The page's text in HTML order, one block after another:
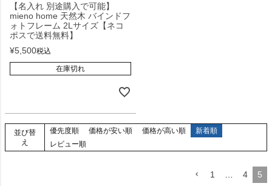
【名入れ 別途購入で可能】
mieno home 天然木 バインドフ
ォトフレーム 2Lサイズ【ネコ
ポスで送料無料】
¥5,500税込
在庫切れ
並び替
え
優先度順 価格が安い順 価格が高い順
新着順
レビュー順
1 … 4 5